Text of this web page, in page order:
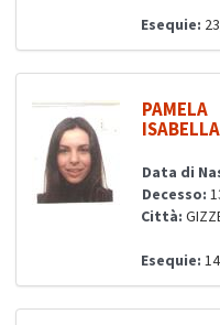
Esequie:
PAMELA
Data di
Decesso:
Città:
Esequie: